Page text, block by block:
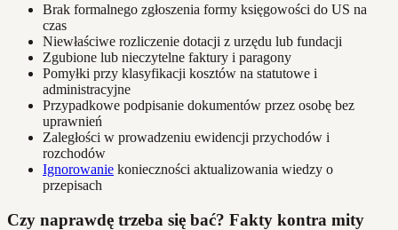
Brak formalnego zgłoszenia formy księgowości do US na
czas
Niewłaściwe rozliczenie dotacji z urzędu lub fundacji
Zgubione lub nieczytelne faktury i paragony
Pomyłki przy klasyfikacji kosztów na statutowe i
administracyjne
Przypadkowe podpisanie dokumentów przez osobę bez
uprawnień
Zaległości w prowadzeniu ewidencji przychodów i
rozchodów
Ignorowanie konieczności aktualizowania wiedzy o
przepisach
Czy naprawdę trzeba się bać? Fakty kontra mity